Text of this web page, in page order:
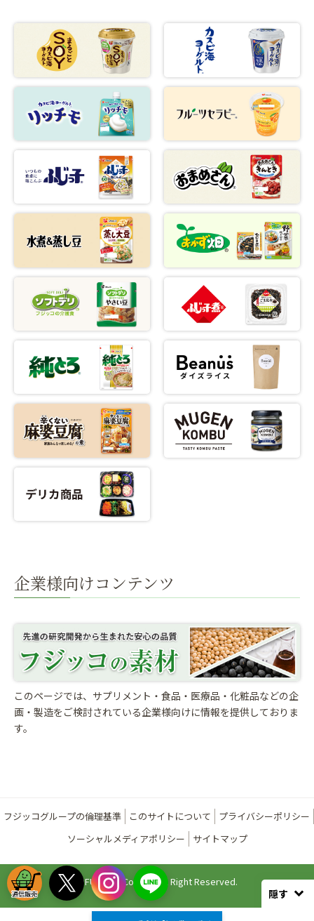
企業様向けコンテンツ
このページでは、サプリメント・食品・医療品・化粧品などの企
画・製造をご検討されている企業様向けに情報を提供しておりま
す。
フジッコグループの倫理基準 このサイトについて
プライバシーポリシー
ソーシャルメディアポリシー
サイトマップ
©FUJICCO Co., Ltd. All Right Reserved.